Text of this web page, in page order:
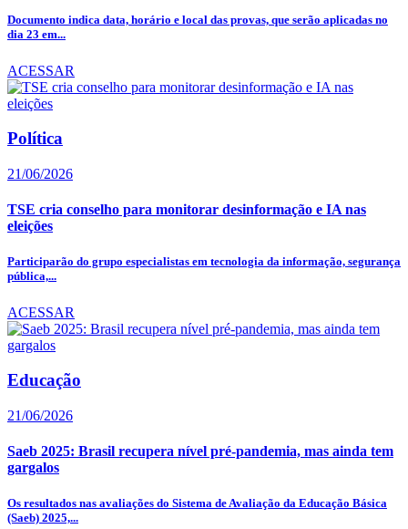
Documento indica data, horário e local das provas, que serão aplicadas no
dia 23 em...
ACESSAR
Política
21/06/2026
TSE cria conselho para monitorar desinformação e IA nas
eleições
Participarão do grupo especialistas em tecnologia da informação, segurança
pública,...
ACESSAR
Educação
21/06/2026
Saeb 2025: Brasil recupera nível pré-pandemia, mas ainda tem
gargalos
Os resultados nas avaliações do Sistema de Avaliação da Educação Básica
(Saeb) 2025,...